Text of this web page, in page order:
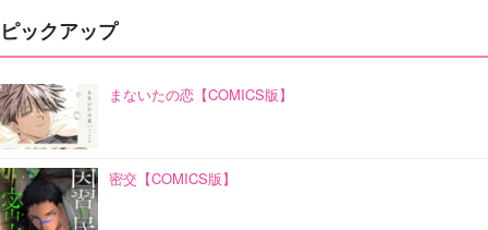
ピックアップ
まないたの恋【COMICS版】
密交【COMICS版】